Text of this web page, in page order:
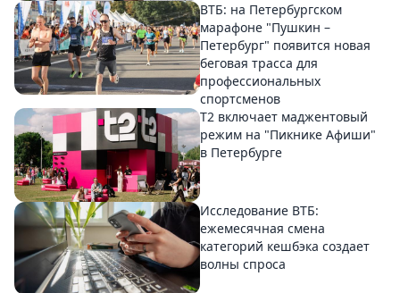
ВТБ: на Петербургском
марафоне "Пушкин –
Петербург" появится новая
беговая трасса для
профессиональных
спортсменов
Т2 включает маджентовый
режим на "Пикнике Афиши"
в Петербурге
Исследование ВТБ:
ежемесячная смена
категорий кешбэка создает
волны спроса